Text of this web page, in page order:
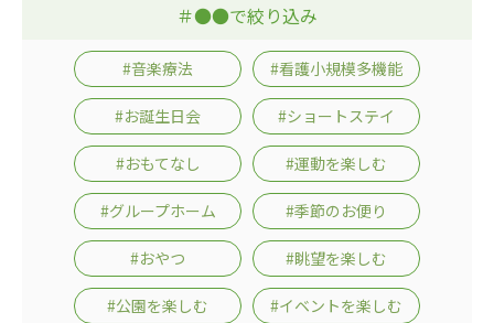
＃●●で絞り込み
#音楽療法 #看護小規模多機能
#お誕生日会 #ショートステイ
#おもてなし #運動を楽しむ
#グループホーム #季節のお便り
#おやつ #眺望を楽しむ
#公園を楽しむ #イベントを楽しむ